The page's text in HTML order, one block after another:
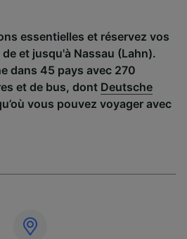
essentielles et réservez vos
et jusqu'à Nassau (Lahn).
dans 45 pays avec 270
et de bus, dont Deutsche
vous pouvez voyager avec